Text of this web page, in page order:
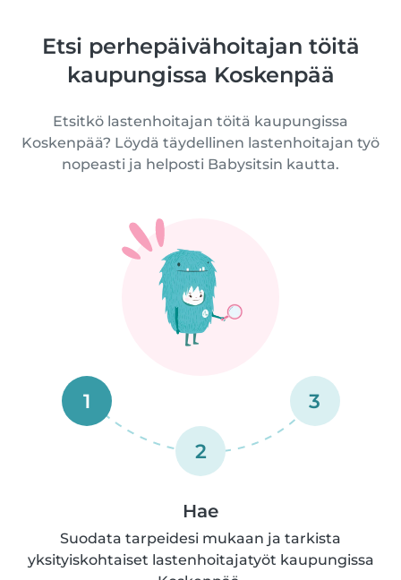
Etsi perhepäivähoitajan töitä
kaupungissa Koskenpää
Etsitkö lastenhoitajan töitä kaupungissa
Koskenpää? Löydä täydellinen lastenhoitajan työ
nopeasti ja helposti Babysitsin kautta.
1
2
3
Hae
Suodata tarpeidesi mukaan ja tarkista
yksityiskohtaiset lastenhoitajatyöt kaupungissa